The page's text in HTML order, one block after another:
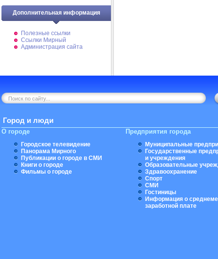
Дополнительная информация
Полезные ссылки
Ссылки Мирный
Администрация сайта
Город и люди
О городе
Городское телевидение
Панорама Мирного
Публикации о городе в СМИ
Книги о городе
Фильмы о городе
Предприятия города
Муниципальные
Государственные
и учреждения
Образовательные
Здравоохранение
Спорт
СМИ
Гостиницы
Информация о
заработной плате